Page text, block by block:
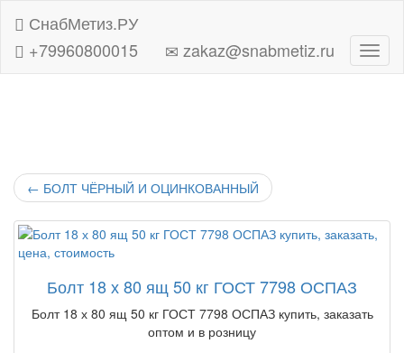
СнабМетиз.РУ
+79960800015
zakaz@snabmetiz.ru
← БОЛТ ЧЁРНЫЙ И ОЦИНКОВАННЫЙ
Болт 18 х 80 ящ 50 кг ГОСТ 7798 ОСПАЗ
Болт 18 х 80 ящ 50 кг ГОСТ 7798 ОСПАЗ купить, заказать
оптом и в розницу